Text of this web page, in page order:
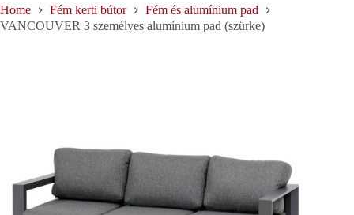
Home Fém kerti bútor
Fém és alumínium pad
VANCOUVER 3 személyes alumínium pad (szürke)